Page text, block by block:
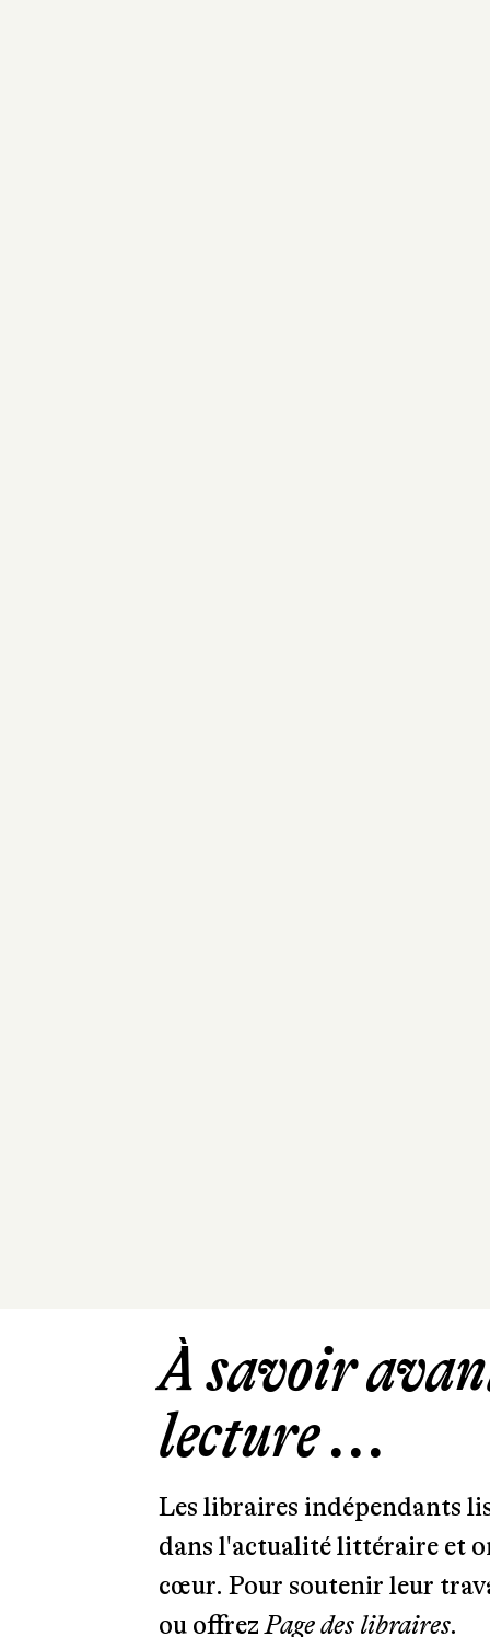
À savoir
lecture ...
Les libraires indépendants
dans l'actualité littéraire et
cœur. Pour soutenir leur
ou offrezPage des libraires.